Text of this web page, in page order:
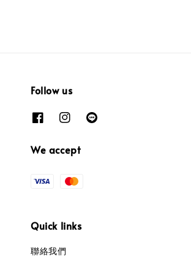
Follow us
We accept
Quick links
聯絡我們